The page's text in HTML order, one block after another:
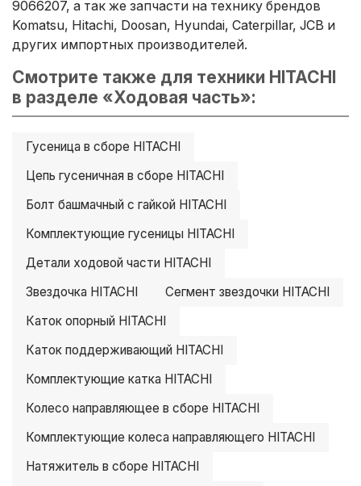
9066207, а так же запчасти на технику брендов
Komatsu, Hitachi, Doosan, Hyundai, Caterpillar, JCB и
других импортных производителей.
Смотрите также для техники HITACHI
в разделе «Ходовая часть»:
Гусеница в сборе HITACHI
Цепь гусеничная в сборе HITACHI
Болт башмачный с гайкой HITACHI
Комплектующие гусеницы HITACHI
Детали ходовой части HITACHI
Звездочка HITACHI
Сегмент звездочки HITACHI
Каток опорный HITACHI
Каток поддерживающий HITACHI
Комплектующие катка HITACHI
Колесо направляющее в сборе HITACHI
Комплектующие колеса направляющего HITACHI
Натяжитель в сборе HITACHI